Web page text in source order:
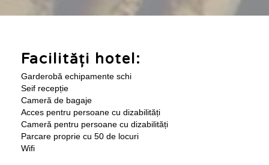
Facilități hotel:
Garderobă echipamente schi
Seif recepție
Cameră de bagaje
Acces pentru persoane cu dizabilități
Cameră pentru persoane cu dizabilități
Parcare proprie cu 50 de locuri
Wifi